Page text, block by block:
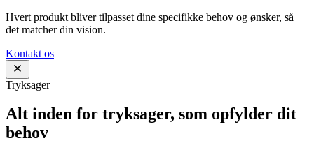
Hvert produkt bliver tilpasset dine specifikke behov og ønsker, så
det matcher din vision.
Kontakt os
Tryksager
Alt inden for tryksager, som opfylder dit
behov